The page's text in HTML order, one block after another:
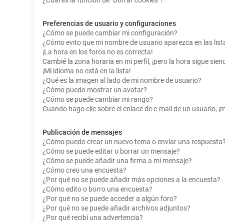
Preferencias de usuario y configuraciones
¿Cómo se puede cambiar mi configuración?
¿Cómo evito que mi nombre de usuario aparezca en las
¡La hora en los foros no es correcta!
Cambié la zona horaria en mi perfil, ¡pero la hora sigue
¡Mi idioma no está en la lista!
¿Qué es la imagen al lado de mi nombre de usuario?
¿Cómo puedo mostrar un avatar?
¿Cómo se puede cambiar mi rango?
Cuando hago clic sobre el enlace de e-mail de un usuario,
Publicación de mensajes
¿Cómo puedo crear un nuevo tema o enviar una respuesta?
¿Cómo se puede editar o borrar un mensaje?
¿Cómo se puede añadir una firma a mi mensaje?
¿Cómo creo una encuesta?
¿Por qué no se puede añadir más opciones a la encuesta?
¿Cómo edito o borro una encuesta?
¿Por qué no se puede acceder a algún foro?
¿Por qué no se puede añadir archivos adjuntos?
¿Por qué recibí una advertencia?